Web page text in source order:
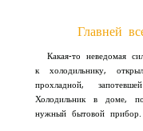
Главней
Какая-то неведомая
к холодильнику,
прохладной,
Холодильник в доме,
нужный бытовой прибор.